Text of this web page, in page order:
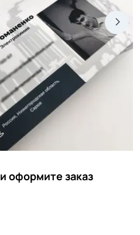
оформите заказ